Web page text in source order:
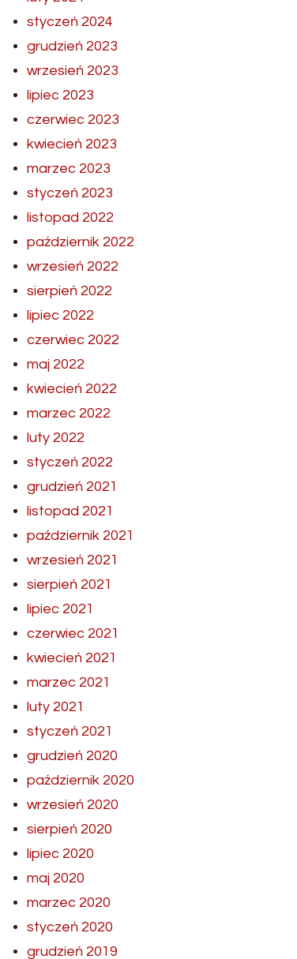
styczeń 2024
grudzień 2023
wrzesień 2023
lipiec 2023
czerwiec 2023
kwiecień 2023
marzec 2023
styczeń 2023
listopad 2022
październik 2022
wrzesień 2022
sierpień 2022
lipiec 2022
czerwiec 2022
maj 2022
kwiecień 2022
marzec 2022
luty 2022
styczeń 2022
grudzień 2021
listopad 2021
październik 2021
wrzesień 2021
sierpień 2021
lipiec 2021
czerwiec 2021
kwiecień 2021
marzec 2021
luty 2021
styczeń 2021
grudzień 2020
październik 2020
wrzesień 2020
sierpień 2020
lipiec 2020
maj 2020
marzec 2020
styczeń 2020
grudzień 2019